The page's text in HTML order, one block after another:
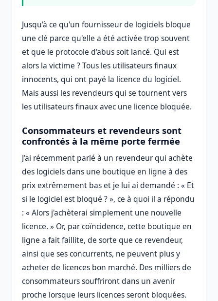
Jusqu'à ce qu'un fournisseur de logiciels bloque
une clé parce qu'elle a été activée trop souvent
et que le protocole d'abus soit lancé. Qui est
alors la victime ? Tous les utilisateurs finaux
innocents, qui ont payé la licence du logiciel.
Mais aussi les revendeurs qui se tournent vers
les utilisateurs finaux avec une licence bloquée.
Consommateurs et revendeurs sont
confrontés à la même porte fermée
J'ai récemment parlé à un revendeur qui achète
des logiciels dans une boutique en ligne à des
prix extrêmement bas et je lui ai demandé : « Et
si le logiciel est bloqué ? », ce à quoi il a répondu
: « Alors j'achèterai simplement une nouvelle
licence. » Or, par coïncidence, cette boutique en
ligne a fait faillite, de sorte que ce revendeur,
ainsi que ses concurrents, ne peuvent plus y
acheter de licences bon marché. Des milliers de
consommateurs souffriront dans un avenir
proche lorsque leurs licences seront bloquées.